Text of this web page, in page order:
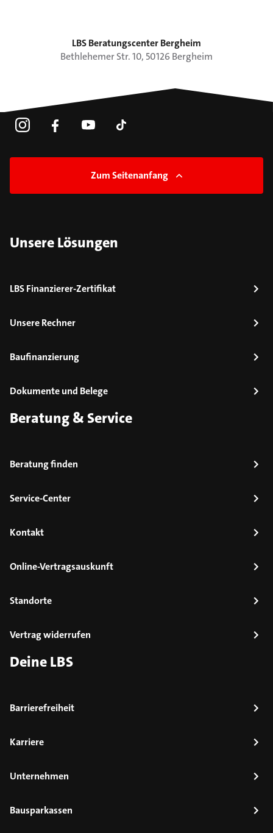
LBS Beratungscenter Bergheim
Bethlehemer Str.10, 50126Bergheim
Zum Seitenanfang
Unsere Lösungen
LBS Finanzierer-Zertifikat
Unsere Rechner
Baufinanzierung
Dokumente und Belege
Beratung & Service
Beratung finden
Service-Center
Kontakt
Online-Vertragsauskunft
Standorte
Vertrag widerrufen
Deine LBS
Barrierefreiheit
Karriere
Unternehmen
Bausparkassen